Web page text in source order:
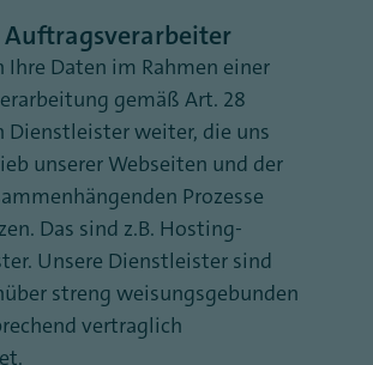
Ihre Daten im Rahmen einer
gemäß Art. 28
Dienstleister weiter, die uns
unserer Webseiten und der
Prozesse
Das sind z.B. Hosting-
Unsere Dienstleister sind
streng weisungsgebunden
vertraglich